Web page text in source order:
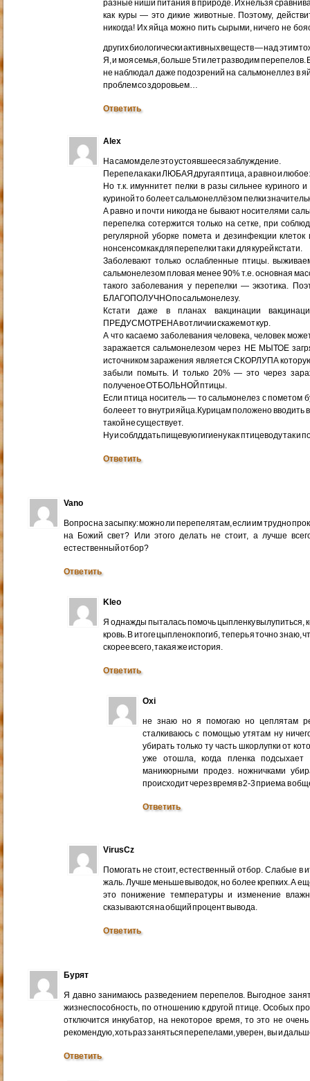
разные ниши питания в природе. Их нельзя
как куры — это дикие животные. Поэтому,
никогда! Их яйца можно пить сырыми, ничего не
других биологически активных веществ — над этим
Я, и моя семья, больше 5ти лет разводим перепелов.
не наблюдал даже подозрений на сальмонеллез в
проблем со здоровьем…
Ответить
Alex
На самом деле это устоявшееся заблуждение.
Перепела как и ЛЮБАЯ другая птица, а равно и
Но т.к. имуннитет пелки в разы сильнее куриного
куриной то болеет сальмонеллёзом пелки
А равно и почти никогда не бывают носителями
перепелка сотержится только на сетке, при
регулярной уборке помета и дезинфекции
нонсенсом как для перепелки так и для курей кстати.
Заболевают только ослабленные птицы.
сальмонелезом пловая менее 90% т.е. основная
такого заболевания у перепелки — экзотика.
БЛАГОПОЛУЧНО по сальмонелезу.
Кстати даже в планах вакцинации
ПРЕДУСМОТРЕНА в отличии скажем от кур.
А что касаемо заболевания человека, человек
заражается сальмонелезом через НЕ МЫТОЕ
источником заражения является СКОРЛУПА
забыли помыть. И только 20% — это через
полученое ОТ БОЛЬНОЙ птицы.
Если птица носитель — то сальмонелез с пометом
болееет то внутри яйца.Курицам положено вводить
такой не существует.
Ну и соблддать пищевую гигиену как птицеводу так и
Ответить
Vano
Вопрос на засыпку: можно ли перепелятам, если им трудно
на Божий свет? Или этого делать не стоит, а лучше
естественный отбор?
Ответить
Kleo
Я однажды пыталась помочь цыпленку вылупиться,
кровь. В итоге цыпленок погиб, теперь я точно знаю,
скорее всего, такая же история.
Ответить
Oxi
не знаю но я помогаю но цеплятам
сталкиваюсь с помощью утятам ну
убирать только ту часть шкорлупки от
уже отошла, когда пленка
маникюрными продез. ножничками
происходит через время в 2-3 приема в
Ответить
VirusCz
Помогать не стоит, естественный отбор. Слабые в
жаль. Лучше меньше выводок, но более крепких. А
это понижение температуры и изменение
сказываются на общий процент вывода.
Ответить
Бурят
Я давно занимаюсь разведением перепелов. Выгодное
жизнеспособность, по отношению к другой птице. Особых
отключится инкубатор, на некоторое время, то это не
рекомендую, хоть раз заняться перепелами, уверен, вы и
Ответить